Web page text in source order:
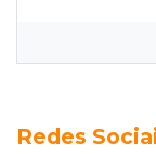
nunca teve
Redes